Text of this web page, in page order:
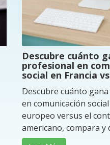
Descubre cuánto
profesional en
social en Francia
Descubre cuánto
en comunicación
europeo versus el
americano, compara y